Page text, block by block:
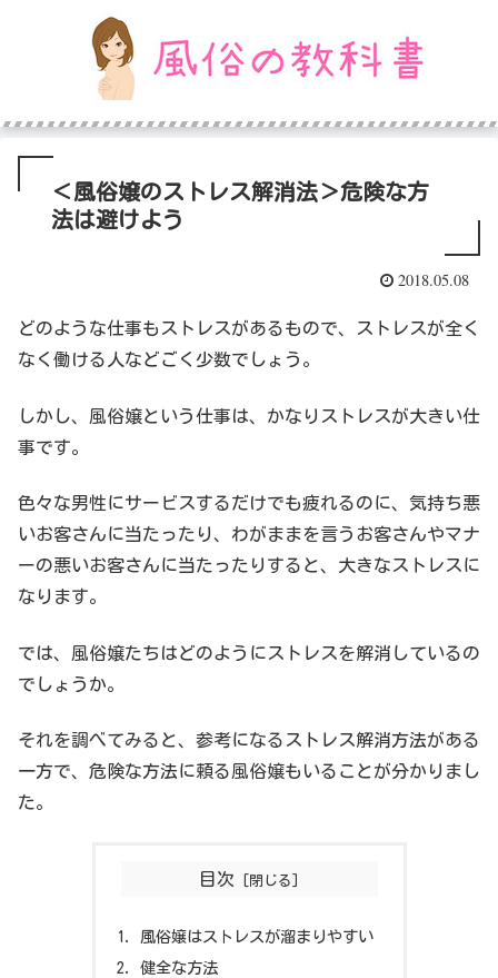
＜風俗嬢のストレス解消法＞危険な方
法は避けよう
2018.05.08
どのような仕事もストレスがあるもので、ストレスが全く
なく働ける人などごく少数でしょう。
しかし、風俗嬢という仕事は、かなりストレスが大きい仕
事です。
色々な男性にサービスするだけでも疲れるのに、気持ち悪
いお客さんに当たったり、わがままを言うお客さんやマナ
ーの悪いお客さんに当たったりすると、大きなストレスに
なります。
では、風俗嬢たちはどのようにストレスを解消しているの
でしょうか。
それを調べてみると、参考になるストレス解消方法がある
一方で、危険な方法に頼る風俗嬢もいることが分かりまし
た。
目次
風俗嬢はストレスが溜まりやすい
健全な方法